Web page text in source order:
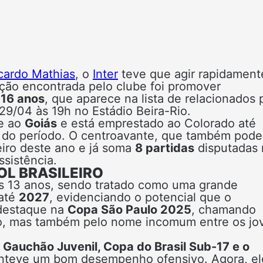
Mathias, o Inter teve que agir
encontrada pelo clube foi promover
16 anos, que aparece na lista de relacionados
04 às 19h no Estádio Beira-Rio.
ao Goiás e está emprestado ao Colorado até
período. O centroavante, que também pode
deste ano e já soma 8 partidas disputadas
BRASILEIRO
anos, sendo tratado como uma grande
2027, evidenciando o potencial que o
na Copa São Paulo 2025, chamando
mas também pelo nome incomum entre os
Gauchão Juvenil, Copa do Brasil Sub-17 e o
um bom desempenho ofensivo. Agora,